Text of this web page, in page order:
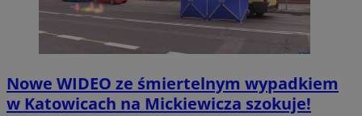
Nowe WIDEO ze śmiertelnym wypadkiem
w Katowicach na Mickiewicza szokuje!